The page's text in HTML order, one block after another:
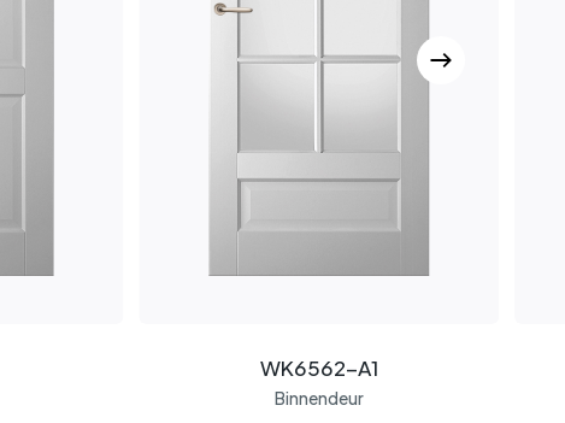
WK6562-A1
Binnendeur